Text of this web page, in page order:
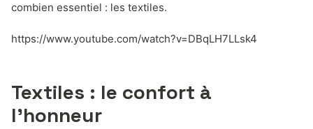
combien essentiel : les textiles.
https://www.youtube.com/watch?v=DBqLH7LLsk4
Textiles : le confort à
l’honneur